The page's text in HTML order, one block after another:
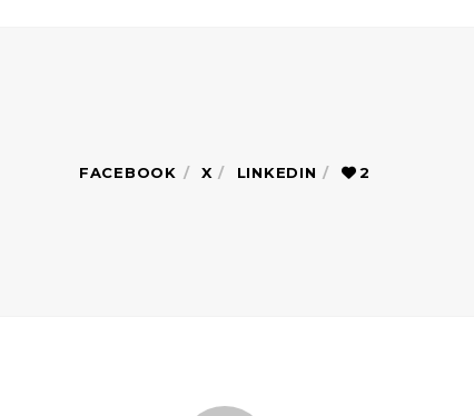
FACEBOOK X LINKEDIN 2